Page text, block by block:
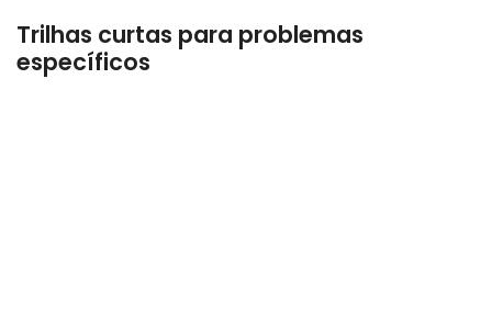
Trilhas curtas para problemas
específicos